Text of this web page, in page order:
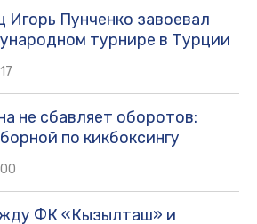
Игорь Пунченко завоевал
турнире в Турции
не сбавляет оборотов:
по кикбоксингу
ФК «Кызылташ» и